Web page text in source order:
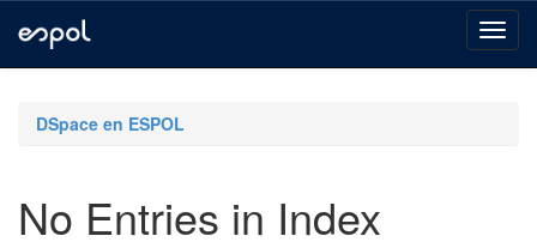
navigationDSpace en ESPOL
No Entries in Index